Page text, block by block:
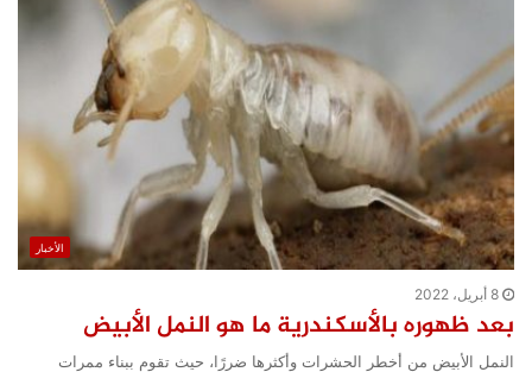
الأخبار
8 أبريل، 2022
بعد ظهوره بالأسكندرية ما هو النمل الأبيض
النمل الأبيض من أخطر الحشرات وأكثرها ضررًا، حيث تقوم ببناء ممرات